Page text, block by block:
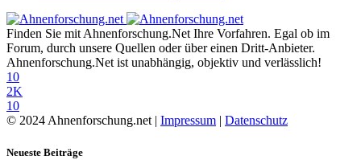
Finden Sie mit Ahnenforschung.Net Ihre Vorfahren. Egal ob im
Forum, durch unsere Quellen oder über einen Dritt-Anbieter.
Ahnenforschung.Net ist unabhängig, objektiv und verlässlich!
10
2K
10
© 2024 Ahnenforschung.net | Impressum | Datenschutz
Neueste Beiträge